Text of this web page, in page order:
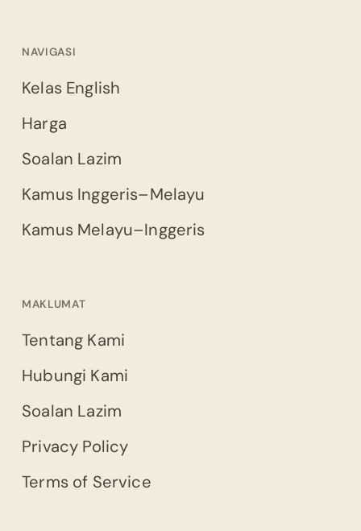
NAVIGASI
Kelas English
Harga
Soalan Lazim
Kamus Inggeris–Melayu
Kamus Melayu–Inggeris
MAKLUMAT
Tentang Kami
Hubungi Kami
Soalan Lazim
Privacy Policy
Terms of Service